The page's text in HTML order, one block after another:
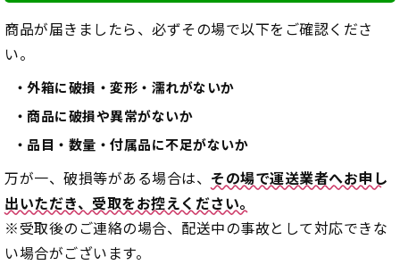
商品が届きましたら、必ずその場で以下をご確認くださ
い。
外箱に破損・変形・濡れがないか
商品に破損や異常がないか
品目・数量・付属品に不足がないか
万が一、破損等がある場合は、 その場で運送業者へお申し
出いただき、受取をお控えください。
※受取後のご連絡の場合、配送中の事故として対応できな
い場合がございます。